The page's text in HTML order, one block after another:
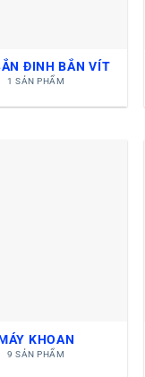
ĐINH BẮN VÍT
1 SẢN PHẨM
KHOAN
9 SẢN PHẨM